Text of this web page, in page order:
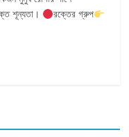
শূন্যতা।
রক্তের গ্রুপ